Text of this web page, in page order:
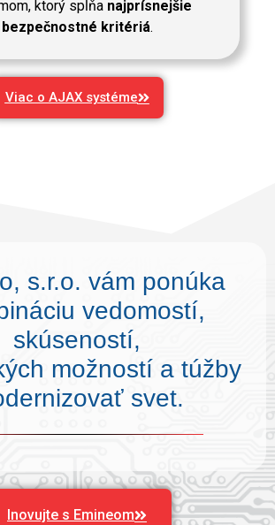
ktorý spĺňa najprísnejšie
bezpečnostné kritériá.
Viac o AJAX systéme
s.r.o. vám ponúka
vedomostí,
skúseností,
možností a túžby
svet.
Inovujte s Emineom